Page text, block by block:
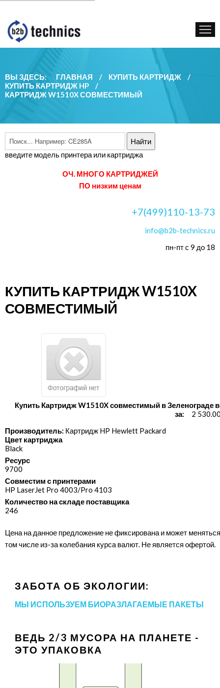
КУПИТЬ КАРТРИДЖ
ГОС. УЧРЕЖДЕНИЯМ
КОНТАКТЫ
ВЫ ЗДЕСЬ: ГЛАВНАЯ / КУПИТЬ КАРТРИДЖ
/
КУПИТЬ КАРТРИДЖ HP
/
КАРТРИДЖ W1510X СОВМЕСТИМЫЙ
введите модель принтера или картриджа
ОЧ. МНОГО КАРТРИДЖЕЙ
ПО низким ценам
+7(499)110-13-73
info@b2b-technics.ru
пн-пт с 9 до 18
КУПИТЬ КАРТРИДЖ W1510X
СОВМЕСТИМЫЙ
Купить Картридж W1510X совместимый в Зеленограде
за:
2
Производитель: Картридж HP Hewlett Packard
Цвет картриджа
Black
Ресурс
9700
Совместим с принтерами
HP LaserJet Pro 4003/​Pro 4103
Количество на складе поставщика
246
Цена на данное предложение не фиксирована и может
том числе из-за колебания курса валют. Не является офертой.
ЗАБОТА ОБ ЭКОЛОГИИ:
МЫ ИСПОЛЬЗУЕМ БИОРАЗЛАГАЕМЫЕ ПАКЕТЫ
ВЕДЬ 2/3 МУСОРА НА ПЛАНЕТЕ -
ЭТО УПАКОВКА